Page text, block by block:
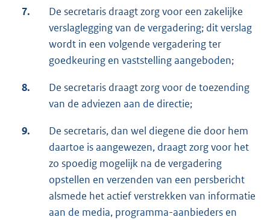
7.
De secretaris draagt zorg voor een zakelijke
verslaglegging van de vergadering; dit verslag
wordt in een volgende vergadering ter
goedkeuring en vaststelling aangeboden;
8.
De secretaris draagt zorg voor de toezending
van de adviezen aan de directie;
9.
De secretaris, dan wel diegene die door hem
daartoe is aangewezen, draagt zorg voor het
zo spoedig mogelijk na de vergadering
opstellen en verzenden van een persbericht
alsmede het actief verstrekken van informatie
aan de media, programma-aanbieders en